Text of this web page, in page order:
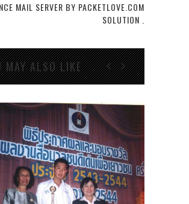
MAIL SERVER BY PACKETLOVE.COM
SOLUTION .
MAY ALSO LIKE